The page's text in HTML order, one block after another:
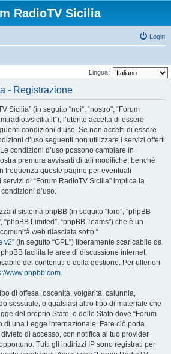
RadioTV Sicilia
Login
Lingua:
- Registrazione
Sicilia” (in seguito “noi”, “nostro”, “Forum
l’utente accetta di essere
condizioni d’uso. Se non accetti di essere
d’uso seguenti non utilizzare i servizi offerti
condizioni d’uso possono cambiare in
premura avvisarti di tali modifiche, benché
frequenza queste pagine per eventuali
di “Forum RadioTV Sicilia” implica la
d’uso.
il sistema phpBB (in seguito “loro”, “phpBB
“phpBB Limited”, “phpBB Teams”) che è un
web rilasciata sotto “
v2” (in seguito “GPL”) liberamente scaricabile da
phpBB facilita le aree di discussione internet;
dei contenuti e della gestione. Per ulteriori
www.phpbb.com.
di offesa, oscenità, volgarità, calunnia,
sessuale, o qualsiasi altro tipo di materiale che
del proprio Stato, o dello Stato dove “Forum
di una Legge internazionale. Fare ciò porta
di accesso, con notifica al tuo provider
Tutti gli indirizzi IP sono registrati per